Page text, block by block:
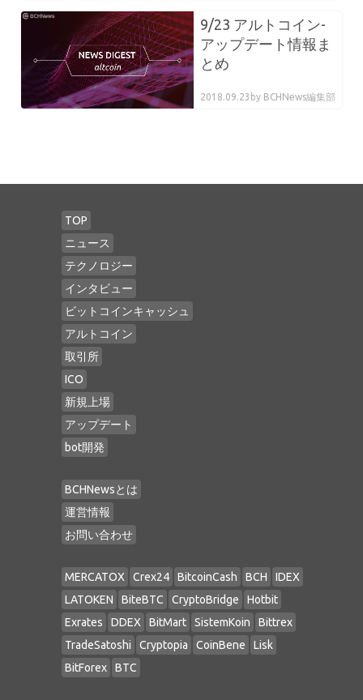
9/23 アルトコイン-
アップデート情報ま
とめ
2018.09.23 by BCHNews編集部
TOP
ニュース
テクノロジー
インタビュー
ビットコインキャッシュ
アルトコイン
取引所
ICO
新規上場
アップデート
bot開発
BCHNewsとは
運営情報
お問い合わせ
MERCATOX Crex24 BitcoinCash BCH
IDEX
LATOKEN
BiteBTC CryptoBridge
Hotbit
Exrates
DDEX BitMart SistemKoin
Bittrex
TradeSatoshi
Cryptopia CoinBene
Lisk
BitForex
BTC